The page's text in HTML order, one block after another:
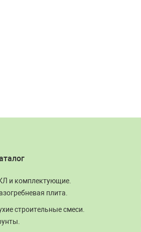
и комплектующие.
плита.
строительные смеси.